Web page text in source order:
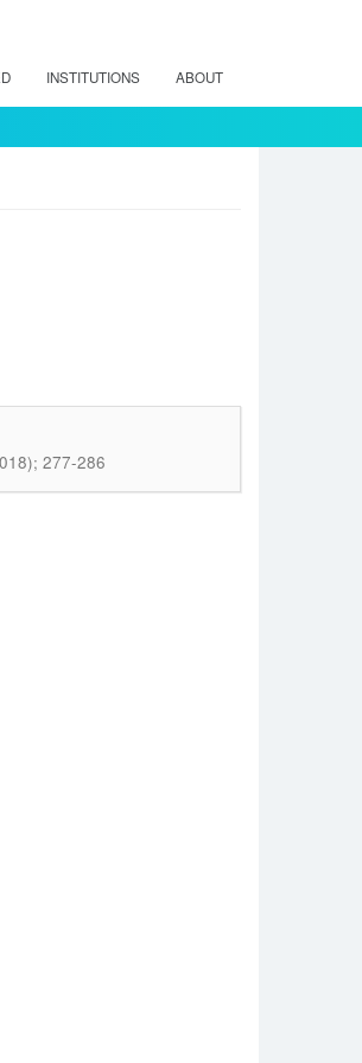
INSTITUTIONS ABOUT
277-286